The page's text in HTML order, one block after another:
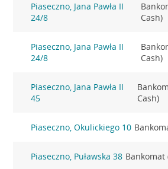
Piaseczno, Jana Pawła II
24/8
Cash)
Piaseczno, Jana Pawła II
24/8
Cash)
Piaseczno, Jana Pawła II
45
Cash)
Piaseczno, Okulickiego 10
Piaseczno, Puławska 38 Bankomat